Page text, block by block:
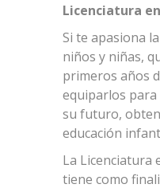
Licenciatura
Si te apasiona
niños y niñas,
primeros años
equiparlos
su futuro,
educación
La Licenciatura
tiene como